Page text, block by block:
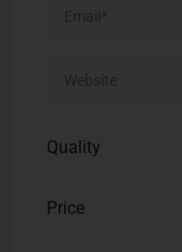
Quality
Price